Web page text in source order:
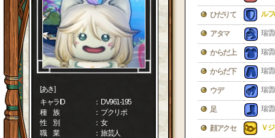
[あき]
キャラID
： DV961-195
種 族
： プクリポ
性 別
： 女
職 業
： 旅芸人
ひだりて ル
アタマ 瑞
からだ上 瑞
からだ下 瑞
ウデ 瑞
足 瑞
顔アクセ Ｖ